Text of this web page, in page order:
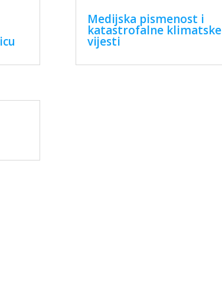
Medijska pismenost i
katastrofalne klimatske
vijesti